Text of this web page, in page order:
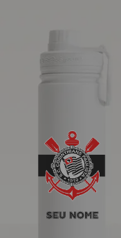
Seu Nome
Fresh + Ebook -
e estampas exclusivas.
Fresh